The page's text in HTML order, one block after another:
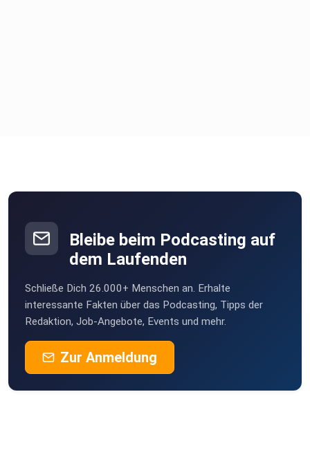
Bleibe beim Podcasting auf
dem Laufenden
Schließe Dich 26.000+ Menschen an. Erhalte
interessante Fakten über das Podcasting, Tipps der
Redaktion, Job-Angebote, Events und mehr.
Zur Anmeldung